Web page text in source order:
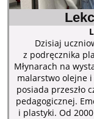
Dzisiaj
z podręcznika
Młynarach na
malarstwo olejne
posiada przeszło
pedagogicznej.
i plastyki. Od